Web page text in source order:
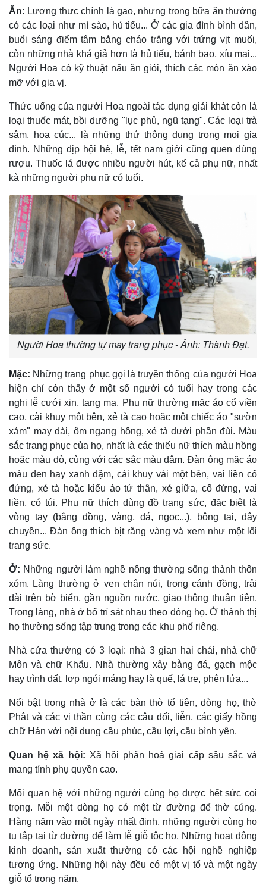
Ăn: Lương thực chính là gạo, nhưng trong bữa ăn thường
có các loại như mì sào, hủ tiếu... Ở các gia đình bình dân,
buổi sáng điểm tâm bằng cháo trắng với trứng vịt muối,
còn những nhà khá giả hơn là hủ tiếu, bánh bao, xíu mại...
Người Hoa có kỹ thuật nấu ăn giỏi, thích các món ăn xào
mỡ với gia vị.
Thức uống của người Hoa ngoài tác dụng giải khát còn là
loại thuốc mát, bồi dưỡng "lục phủ, ngũ tạng". Các loại trà
sâm, hoa cúc... là những thứ thông dụng trong mọi gia
đình. Những dịp hội hè, lễ, tết nam giới cũng quen dùng
rượu. Thuốc lá được nhiều người hút, kể cả phụ nữ, nhất
kà những người phụ nữ có tuổi.
Người Hoa thường tự may trang phục - Ảnh: Thành Đạt.
Mặc: Những trang phục gọi là truyền thống của người Hoa
hiện chỉ còn thấy ở một số người có tuổi hay trong các
nghi lễ cưới xin, tang ma. Phụ nữ thường mặc áo cổ viền
cao, cài khuy một bên, xẻ tà cao hoặc một chiếc áo "sườn
xám" may dài, ôm ngang hông, xẻ tà dưới phần đùi. Màu
sắc trang phục của họ, nhất là các thiếu nữ thích màu hồng
hoặc màu đỏ, cùng với các sắc màu đậm. Ðàn ông mặc áo
màu đen hay xanh đậm, cài khuy vải một bên, vai liền cổ
đứng, xẻ tà hoặc kiểu áo tứ thân, xẻ giữa, cổ đứng, vai
liền, có túi. Phụ nữ thích dùng đồ trang sức, đặc biệt là
vòng tay (bằng đồng, vàng, đá, ngọc...), bông tai, dây
chuyền... Ðàn ông thích bịt răng vàng và xem như một lối
trang sức.
Ở: Những người làm nghề nông thường sống thành thôn
xóm. Làng thường ở ven chân núi, trong cánh đồng, trải
dài trên bờ biển, gần nguồn nước, giao thông thuận tiện.
Trong làng, nhà ở bố trí sát nhau theo dòng họ. Ở thành thị
họ thường sống tập trung trong các khu phố riêng.
Nhà cửa thường có 3 loại: nhà 3 gian hai chái, nhà chữ
Môn và chữ Khẩu. Nhà thường xây bằng đá, gạch mộc
hay trình đất, lợp ngói máng hay là quế, lá tre, phên lứa...
Nổi bật trong nhà ở là các bàn thờ tổ tiên, dòng họ, thờ
Phật và các vị thần cùng các câu đối, liễn, các giấy hồng
chữ Hán với nội dung cầu phúc, cầu lợi, cầu bình yên.
Quan hệ xã hội: Xã hội phân hoá giai cấp sâu sắc và
mang tính phụ quyền cao.
Mối quan hệ với những người cùng họ được hết sức coi
trọng. Mỗi một dòng họ có một từ đường để thờ cúng.
Hàng năm vào một ngày nhất định, những người cùng họ
tụ tập tại từ đường để làm lễ giỗ tộc họ. Những hoạt động
kinh doanh, sản xuất thường có các hội nghề nghiệp
tương ứng. Những hội này đều có một vị tổ và một ngày
giỗ tổ trong năm.